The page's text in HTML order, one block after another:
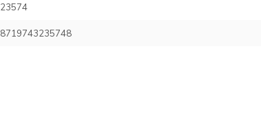
23574
8719743235748